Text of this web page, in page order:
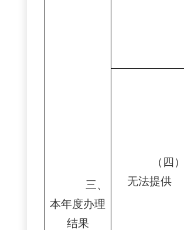
三、
本年度办理
结果
（四）
无法提供